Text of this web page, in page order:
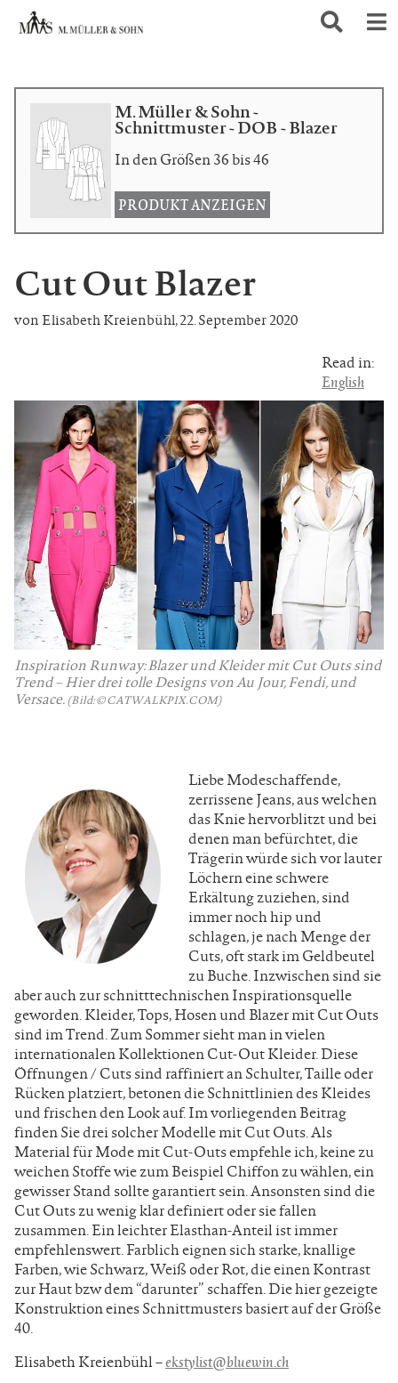
M. Müller & Sohn -
Schnittmuster - DOB - Blazer
In den Größen 36 bis 46
PRODUKT ANZEIGEN
Cut Out Blazer
von Elisabeth Kreienbühl,22. September 2020
Read in:
English
Inspiration Runway: Blazer und Kleider mit Cut Outs sind
Trend – Hier drei tolle Designs von Au Jour, Fendi, und
Versace. (Bild: © CATWALKPIX.COM)
Liebe Modeschaffende,
zerrissene Jeans, aus welchen
das Knie hervorblitzt und bei
denen man befürchtet, die
Trägerin würde sich vor lauter
Löchern eine schwere
Erkältung zuziehen, sind
immer noch hip und
schlagen, je nach Menge der
Cuts, oft stark im Geldbeutel
zu Buche. Inzwischen sind sie
aber auch zur schnitttechnischen Inspirationsquelle
geworden. Kleider, Tops, Hosen und Blazer mit Cut Outs
sind im Trend. Zum Sommer sieht man in vielen
internationalen Kollektionen Cut-Out Kleider. Diese
Öffnungen / Cuts sind raffiniert an Schulter, Taille oder
Rücken platziert, betonen die Schnittlinien des Kleides
und frischen den Look auf. Im vorliegenden Beitrag
finden Sie drei solcher Modelle mit Cut Outs. Als
Material für Mode mit Cut-Outs empfehle ich, keine zu
weichen Stoffe wie zum Beispiel Chiffon zu wählen, ein
gewisser Stand sollte garantiert sein. Ansonsten sind die
Cut Outs zu wenig klar definiert oder sie fallen
zusammen. Ein leichter Elasthan-Anteil ist immer
empfehlenswert. Farblich eignen sich starke, knallige
Farben, wie Schwarz, Weiß oder Rot, die einen Kontrast
zur Haut bzw dem “darunter” schaffen. Die hier gezeigte
Konstruktion eines Schnittmusters basiert auf der Größe
40.
Elisabeth Kreienbühl –ekstylist@bluewin.ch